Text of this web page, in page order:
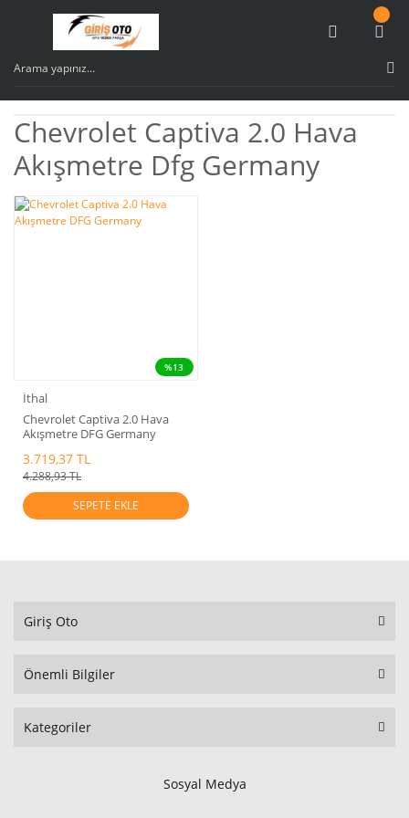
Chevrolet Captiva 2.0 Hava
Akışmetre Dfg Germany
%13
İthal
Chevrolet Captiva 2.0 Hava
Akışmetre DFG Germany
3.719,37 TL
4.288,93 TL
SEPETE EKLE
Giriş Oto
Önemli Bilgiler
Kategoriler
Sosyal Medya